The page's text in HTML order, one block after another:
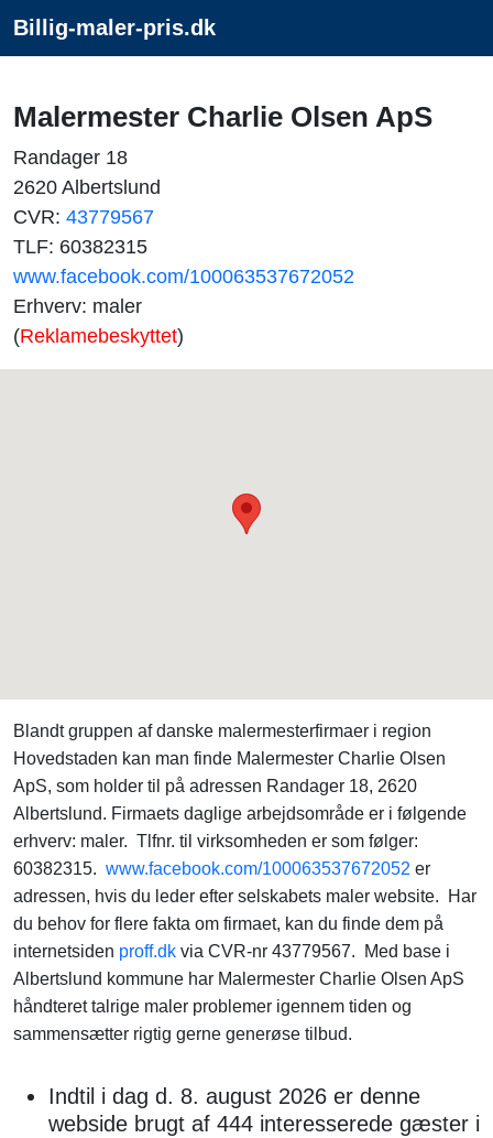
Billig-maler-pris.dk
Malermester Charlie Olsen ApS
Randager 18
2620 Albertslund
CVR: 43779567
TLF: 60382315
www.facebook.com/100063537672052
Erhverv: maler
(Reklamebeskyttet)
Blandt gruppen af danske malermesterfirmaer i region
Hovedstaden kan man finde Malermester Charlie Olsen
ApS, som holder til på adressen Randager 18, 2620
Albertslund. Firmaets daglige arbejdsområde er i følgende
erhverv: maler. Tlfnr. til virksomheden er som følger:
60382315. www.facebook.com/100063537672052 er
adressen, hvis du leder efter selskabets maler website. Har
du behov for flere fakta om firmaet, kan du finde dem på
internetsiden proff.dk via CVR-nr 43779567. Med base i
Albertslund kommune har Malermester Charlie Olsen ApS
håndteret talrige maler problemer igennem tiden og
sammensætter rigtig gerne generøse tilbud.
Indtil i dag d. 8. august 2026 er denne
webside brugt af 444 interesserede gæster i